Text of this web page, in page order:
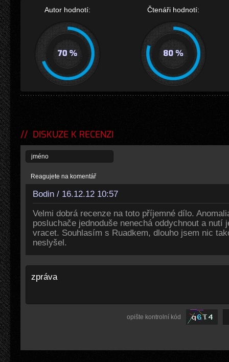
Autor hodnotí: Čtenáři hodnotí:
DISKUZE K RECENZI
Reagujete na komentář
Bodin / 16.12.12 10:57
Velmi dobrá recenze na toto příjemné dílo.
posluchače jednoduše nenechá oddychnout a nutí
vracet. Souhlasím s Ruadkem, dlouho jsem nic
neslyšel.
opište kontrolní kód